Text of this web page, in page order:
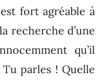
fort agréable à
recherche d’une
qu’il
parles ! Quelle